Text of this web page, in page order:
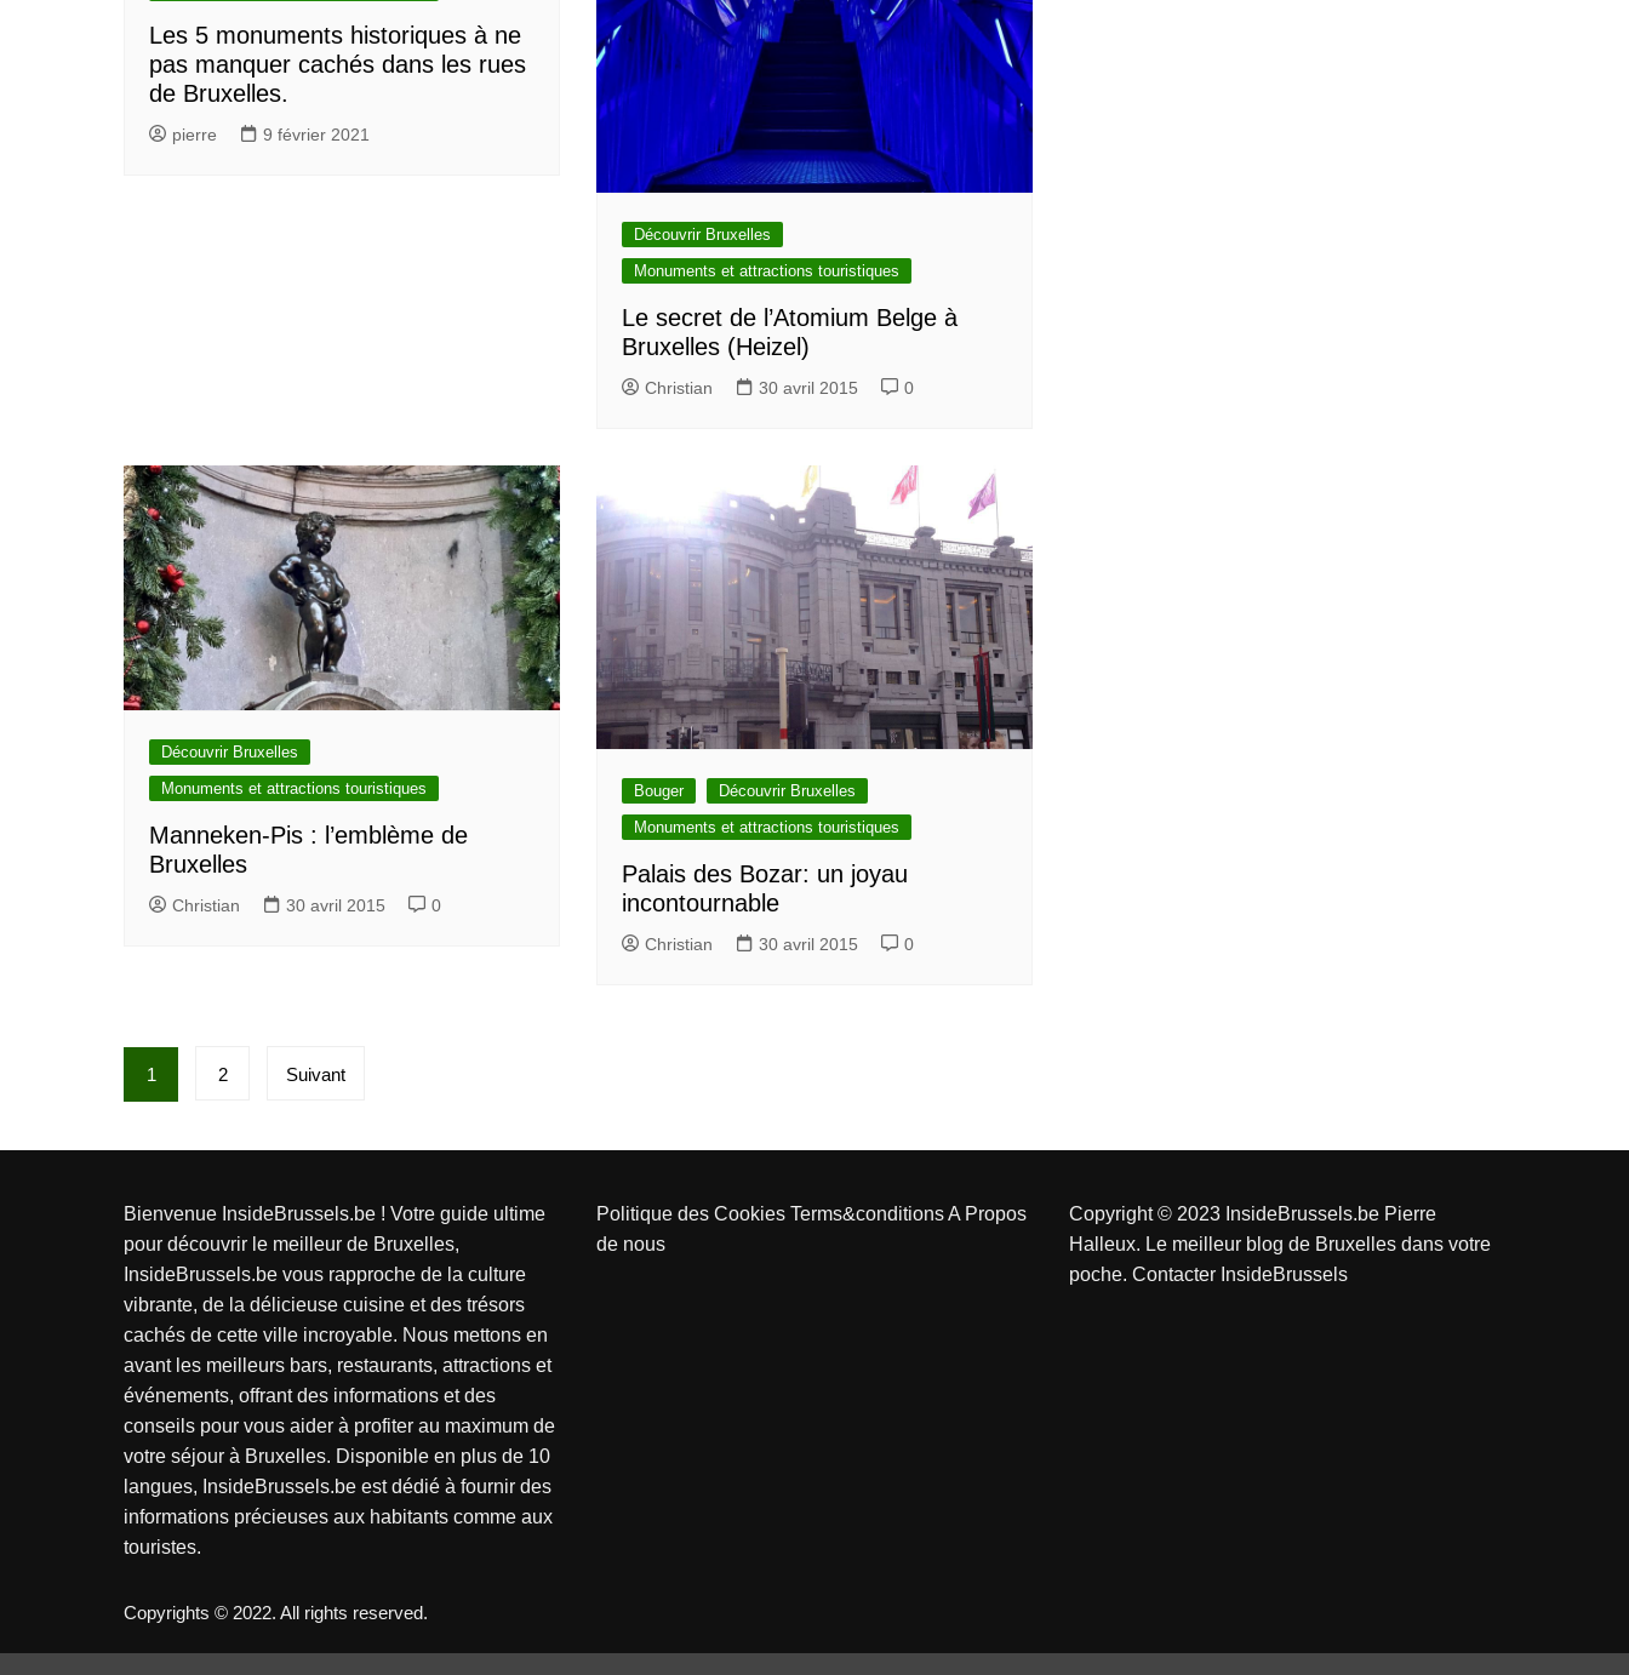
Les 5 monuments historiques à ne
pas manquer cachés dans les rues
de Bruxelles.
pierre 9 février 2021
Découvrir Bruxelles
Monuments et attractions touristiques
Le secret de l’Atomium Belge à
Bruxelles (Heizel)
Christian 30 avril 2015 0
Découvrir Bruxelles
Monuments et attractions touristiques
Manneken-Pis : l’emblème de
Bruxelles
Christian 30 avril 2015 0
Bouger
Découvrir Bruxelles
Monuments et attractions touristiques
Palais des Bozar: un joyau
incontournable
Christian 30 avril 2015 0
a
g
i
n
a
t
i
o
n
d
s
p
1 2 Suivant
Bienvenue InsideBrussels.be ! Votre guide ultime
pour découvrir le meilleur de Bruxelles,
InsideBrussels.be vous rapproche de la culture
vibrante, de la délicieuse cuisine et des trésors
cachés de cette ville incroyable. Nous mettons en
avant les meilleurs bars, restaurants, attractions et
événements, offrant des informations et des
conseils pour vous aider à profiter au maximum de
votre séjour à Bruxelles. Disponible en plus de 10
langues, InsideBrussels.be est dédié à fournir des
informations précieuses aux habitants comme aux
touristes.
Politique des Cookies Terms&conditionsA Propos
de nous
Copyright © 2023 InsideBrussels.be Pierre
Halleux. Le meilleur blog de Bruxelles dans votre
poche. Contacter InsideBrussels
Copyrights © 2022. All rights reserved.